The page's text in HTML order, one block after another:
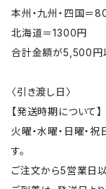
本州・九州・四国＝
北海道＝1300円
合計金額が5,500円
〈引き渡し日〉
【発送時期について】
火曜・水曜・日曜・
す。
ご注文から5営業日